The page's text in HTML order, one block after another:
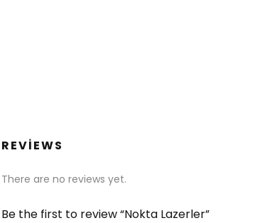
REVIEWS
There are no reviews yet.
Be the first to review “Nokta Lazerler”